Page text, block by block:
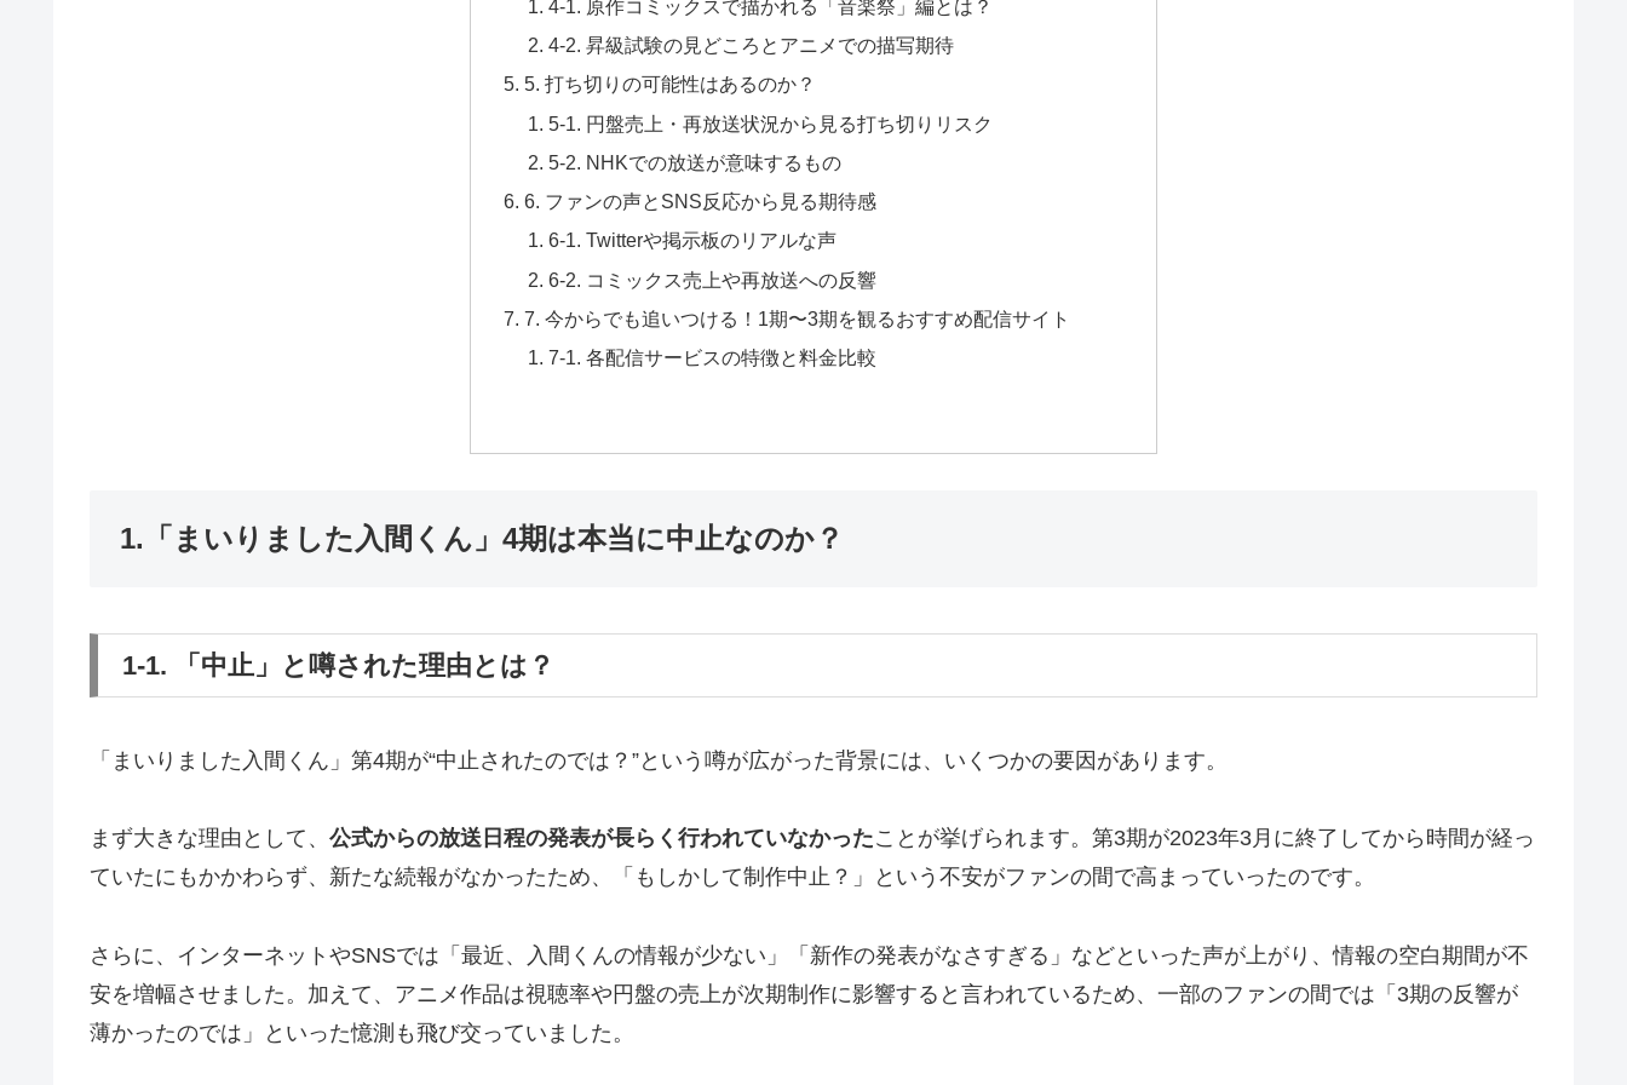
4-1. 原作コミックスで描かれる「音楽祭」編とは？
4-2. 昇級試験の見どころとアニメでの描写期待
5. 打ち切りの可能性はあるのか？
5-1. 円盤売上・再放送状況から見る打ち切りリスク
5-2. NHKでの放送が意味するもの
6. ファンの声とSNS反応から見る期待感
6-1. Twitterや掲示板のリアルな声
6-2. コミックス売上や再放送への反響
7. 今からでも追いつける！1期〜3期を観るおすすめ配信サイト
7-1. 各配信サービスの特徴と料金比較
1.「まいりました入間くん」4期は本当に中止なのか？
1-1. 「中止」と噂された理由とは？
「まいりました入間くん」第4期が“中止されたのでは？”という噂が広がった背景には、いくつかの要因があります。
まず大きな理由として、 公式からの放送日程の発表が長らく行われていなかったことが挙げられます。第3期が2023年3月に終了してから時間が経っ
ていたにもかかわらず、新たな続報がなかったため、「もしかして制作中止？」という不安がファンの間で高まっていったのです。
さらに、インターネットやSNSでは「最近、入間くんの情報が少ない」「新作の発表がなさすぎる」などといった声が上がり、情報の空白期間が不
安を増幅させました。加えて、アニメ作品は視聴率や円盤の売上が次期制作に影響すると言われているため、一部のファンの間では「3期の反響が
薄かったのでは」といった憶測も飛び交っていました。